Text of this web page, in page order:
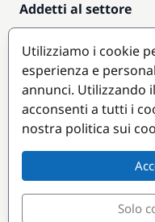
Addetti al settore
Accesso armatori
Diventare partner
Destinazioni
Utilizziamo i cookie
esperienza e
annunci. Utilizzando
acconsenti a tutti i
nostra politica sui
Solo